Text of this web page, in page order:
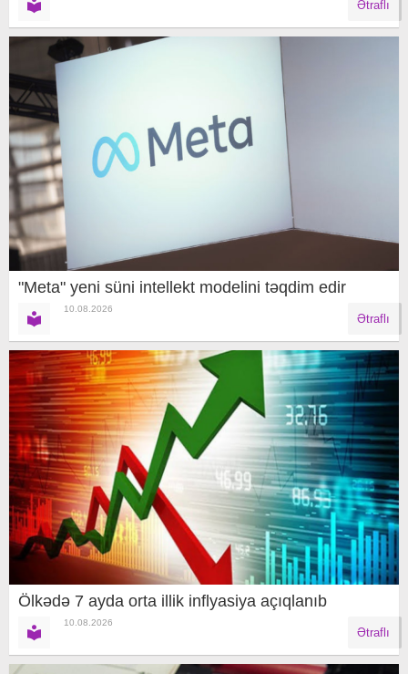
Ətraflı
"Meta" yeni süni intellekt modelini təqdim edir
10.08.2026
Ətraflı
Ölkədə 7 ayda orta illik inflyasiya açıqlanıb
10.08.2026
Ətraflı